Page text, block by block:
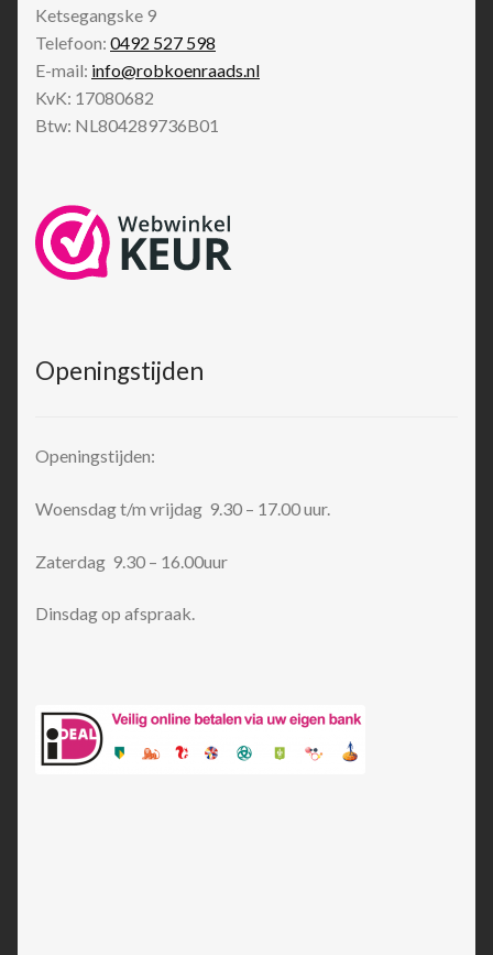
Ketsegangske 9
Telefoon: 0492 527 598
E-mail: info@robkoenraads.nl
KvK: 17080682
Btw: NL804289736B01
Openingstijden
Openingstijden:
Woensdag t/m vrijdag 9.30 – 17.00 uur.
Zaterdag 9.30 – 16.00uur
Dinsdag op afspraak.